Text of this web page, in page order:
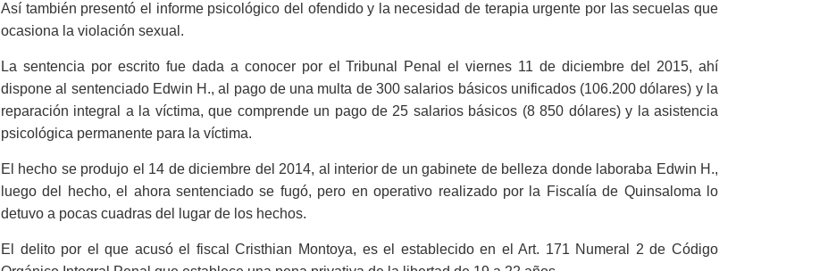
Así también presentó el informe psicológico del ofendido y la necesidad de terapia urgente por las secuelas que
ocasiona la violación sexual.
La sentencia por escrito fue dada a conocer por el Tribunal Penal el viernes 11 de diciembre del 2015, ahí
dispone al sentenciado Edwin H., al pago de una multa de 300 salarios básicos unificados (106.200 dólares) y la
reparación integral a la víctima, que comprende un pago de 25 salarios básicos (8 850 dólares) y la asistencia
psicológica permanente para la víctima.
El hecho se produjo el 14 de diciembre del 2014, al interior de un gabinete de belleza donde laboraba Edwin H.,
luego del hecho, el ahora sentenciado se fugó, pero en operativo realizado por la Fiscalía de Quinsaloma lo
detuvo a pocas cuadras del lugar de los hechos.
El delito por el que acusó el fiscal Cristhian Montoya, es el establecido en el Art. 171 Numeral 2 de Código